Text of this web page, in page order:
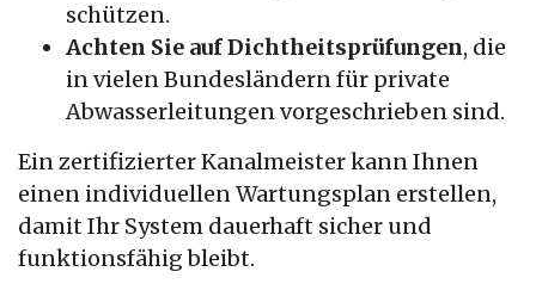
schützen.
Achten Sie auf Dichtheitsprüfungen, die
in vielen Bundesländern für private
Abwasserleitungen vorgeschrieben sind.
Ein zertifizierter Kanalmeister kann Ihnen
einen individuellen Wartungsplan erstellen,
damit Ihr System dauerhaft sicher und
funktionsfähig bleibt.